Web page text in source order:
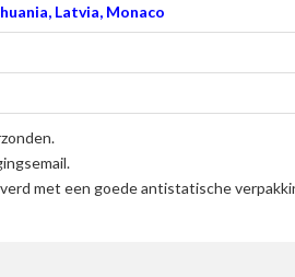
Latvia, Monaco
met een goede antistatische